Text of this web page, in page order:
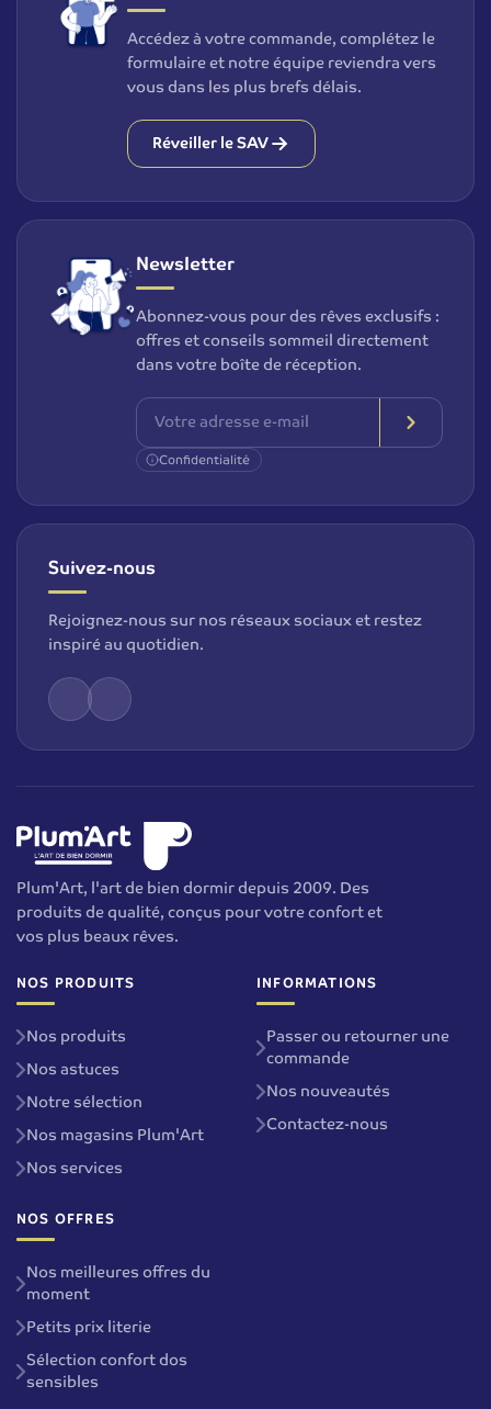
Accédez à votre commande, complétez le
formulaire et notre équipe reviendra vers
vous dans les plus brefs délais.
Réveiller le SAV
Newsletter
Abonnez-vous pour des rêves exclusifs :
offres et conseils sommeil directement
dans votre boîte de réception.
Confidentialité
Suivez-nous
Rejoignez-nous sur nos réseaux sociaux et restez
inspiré au quotidien.
Plum'Art, l'art de bien dormir depuis 2009. Des
produits de qualité, conçus pour votre confort et
vos plus beaux rêves.
NOS PRODUITS
Nos produits
Nos astuces
Notre sélection
Nos magasins Plum'Art
Nos services
INFORMATIONS
Passer ou retourner une
commande
Nos nouveautés
Contactez-nous
NOS OFFRES
Nos meilleures offres du
moment
Petits prix literie
Sélection confort dos
sensibles